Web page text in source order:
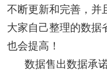
不断更新和完善，并
大家自己整理的数据
也会提高！
数据售出数据承